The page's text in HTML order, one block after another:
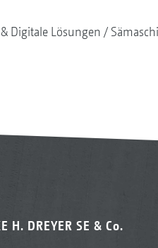
Digitale Lösungen
H. DREYER SE & Co.